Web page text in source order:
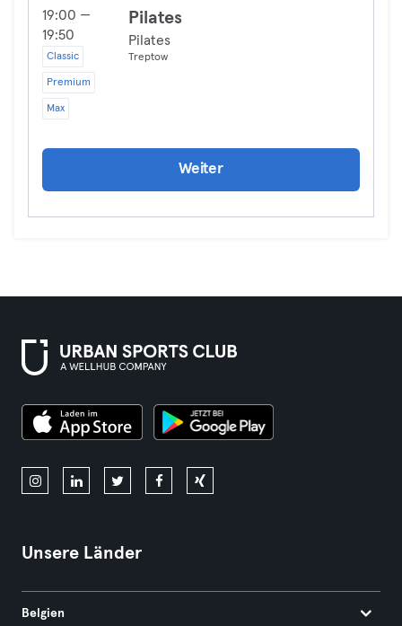
19:00 —
19:50
Classic
Premium
Max
Pilates
Pilates
Treptow
Weiter
Unsere Länder
Belgien